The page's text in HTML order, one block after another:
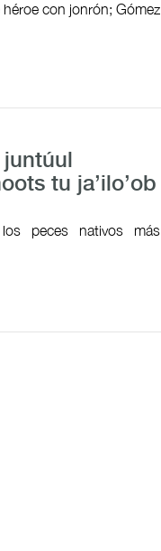
héroe con jonrón; Gómez
tu ja’ilo’ob
peces nativos más